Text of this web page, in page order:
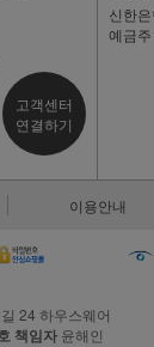
고객센터
연결하기
신한
예금
이용안내
24 하우스웨어
책임자 윤해인